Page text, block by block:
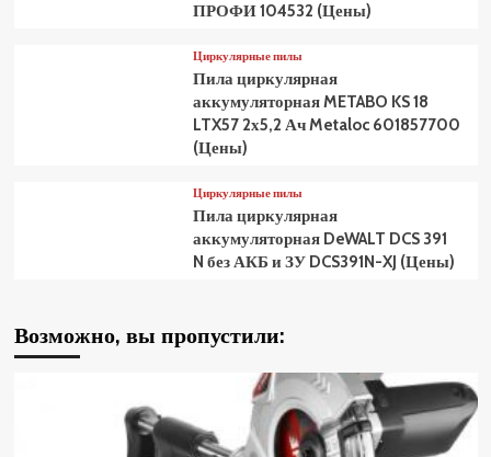
ПРОФИ 104532 (Цены)
Циркулярные пилы
Пила циркулярная
аккумуляторная METABO KS 18
LTX57 2х5,2 Ач Metaloc 601857700
(Цены)
Циркулярные пилы
Пила циркулярная
аккумуляторная DeWALT DCS 391
N без АКБ и ЗУ DCS391N-XJ (Цены)
Возможно, вы пропустили: